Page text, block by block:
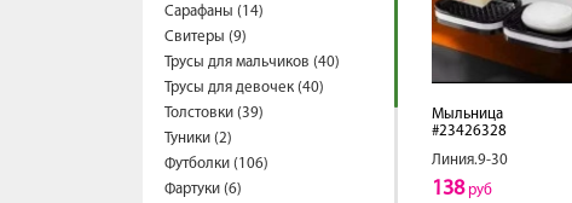
Сарафаны (14)
Свитеры (9)
Трусы для мальчиков (40)
Трусы для девочек (40)
Толстовки (39)
Туники (2)
Футболки (106)
Фартуки (6)
Мыльница
#23426328
Линия.9-30
138руб